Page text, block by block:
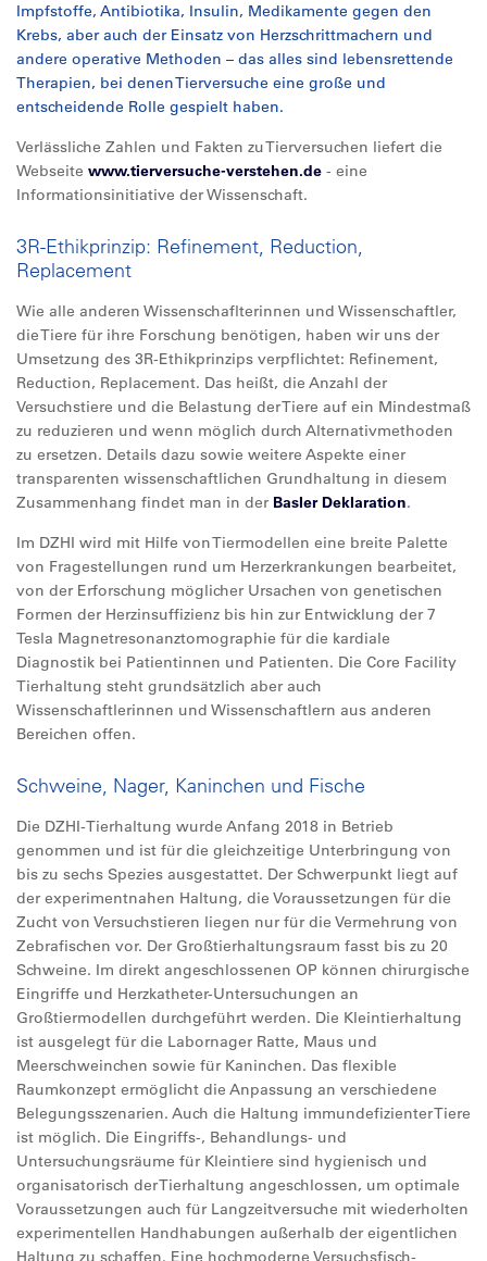
Impfstoffe, Antibiotika, Insulin, Medikamente gegen den
Krebs, aber auch der Einsatz von Herzschrittmachern und
andere operative Methoden – das alles sind lebensrettende
Therapien, bei denen Tierversuche eine große und
entscheidende Rolle gespielt haben.
Verlässliche Zahlen und Fakten zu Tierversuchen liefert die
Webseite www.tierversuche-verstehen.de - eine
Informationsinitiative der Wissenschaft.
3R-Ethikprinzip: Refinement, Reduction,
Replacement
Wie alle anderen Wissenschaflterinnen und Wissenschaftler,
die Tiere für ihre Forschung benötigen, haben wir uns der
Umsetzung des 3R-Ethikprinzips verpflichtet: Refinement,
Reduction, Replacement. Das heißt, die Anzahl der
Versuchstiere und die Belastung der Tiere auf ein Mindestmaß
zu reduzieren und wenn möglich durch Alternativmethoden
zu ersetzen. Details dazu sowie weitere Aspekte einer
transparenten wissenschaftlichen Grundhaltung in diesem
Zusammenhang findet man in der Basler Deklaration.
Im DZHI wird mit Hilfe von Tiermodellen eine breite Palette
von Fragestellungen rund um Herzerkrankungen bearbeitet,
von der Erforschung möglicher Ursachen von genetischen
Formen der Herzinsuffizienz bis hin zur Entwicklung der 7
Tesla Magnetresonanztomographie für die kardiale
Diagnostik bei Patientinnen und Patienten. Die Core Facility
Tierhaltung steht grundsätzlich aber auch
Wissenschaftlerinnen und Wissenschaftlern aus anderen
Bereichen offen.
Schweine, Nager, Kaninchen und Fische
Die DZHI-Tierhaltung wurde Anfang 2018 in Betrieb
genommen und ist für die gleichzeitige Unterbringung von
bis zu sechs Spezies ausgestattet. Der Schwerpunkt liegt auf
der experimentnahen Haltung, die Voraussetzungen für die
Zucht von Versuchstieren liegen nur für die Vermehrung von
Zebrafischen vor. Der Großtierhaltungsraum fasst bis zu 20
Schweine. Im direkt angeschlossenen OP können chirurgische
Eingriffe und Herzkatheter-Untersuchungen an
Großtiermodellen durchgeführt werden. Die Kleintierhaltung
ist ausgelegt für die Labornager Ratte, Maus und
Meerschweinchen sowie für Kaninchen. Das flexible
Raumkonzept ermöglicht die Anpassung an verschiedene
Belegungsszenarien. Auch die Haltung immundefizienter Tiere
ist möglich. Die Eingriffs-, Behandlungs- und
Untersuchungsräume für Kleintiere sind hygienisch und
organisatorisch der Tierhaltung angeschlossen, um optimale
Voraussetzungen auch für Langzeitversuche mit wiederholten
experimentellen Handhabungen außerhalb der eigentlichen
Haltung zu schaffen. Eine hochmoderne Versuchsfisch-